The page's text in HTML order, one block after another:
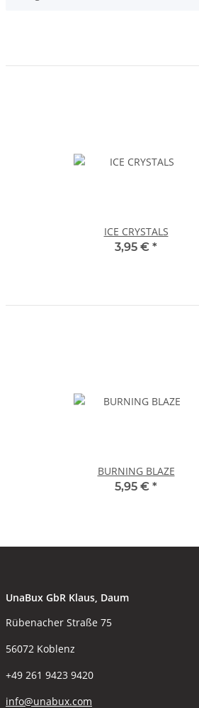
ICE CRYSTALS
3,95 € *
BURNING BLAZE
5,95 € *
UnaBux GbR Klaus, Daum
Rübenacher Straße 75
56072 Koblenz
+49 261 9423 9420
info@unabux.com